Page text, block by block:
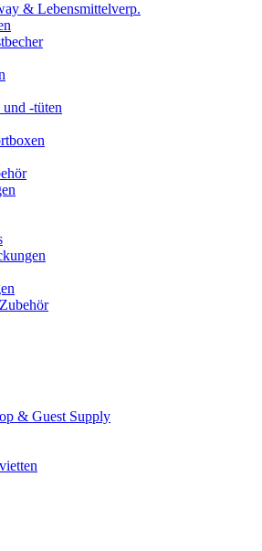
& Lebensmittelverp.
und -tüten
& Guest Supply